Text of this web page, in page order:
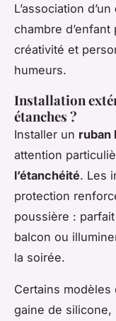
L’association d’un
chambre
créativité et
humeurs.
Installation
étanches ?
Installer un ruban
attention
l’étanchéité. Les
protection
poussière :
balcon ou
la soirée.
Certains modèles
gaine de silicone,